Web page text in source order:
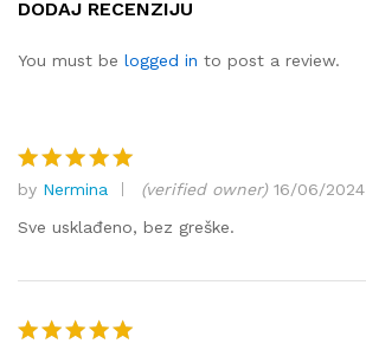
e ocjene:
4.40od
DODAJ RECENZIJU
You must be logged in to post a review.
Ocjenjeno
5od 5
by Nermina (verified owner) 16/06/2024
Sve usklađeno, bez greške.